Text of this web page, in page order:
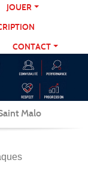
JOUER
CONTACT
Malo